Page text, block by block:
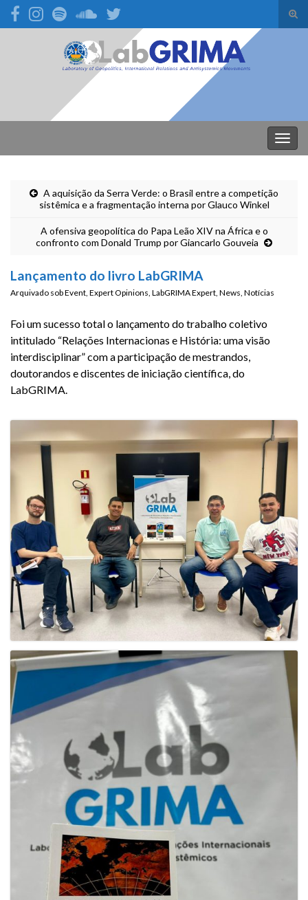
Search for:
A aquisição da Serra Verde: o Brasil entre a competição
sistêmica e a fragmentação interna por Glauco Winkel
A ofensiva geopolítica do Papa Leão XIV na África e o
confronto com Donald Trump por Giancarlo Gouveia
Lançamento do livro LabGRIMA
Arquivado sobEvent, Expert Opinions, LabGRIMA Expert, News, Notícias
Foi um sucesso total o lançamento do trabalho coletivo
intitulado “Relações Internacionas e História: uma visão
interdisciplinar” com a participação de mestrandos,
doutorandos e discentes de iniciação científica, do
LabGRIMA.